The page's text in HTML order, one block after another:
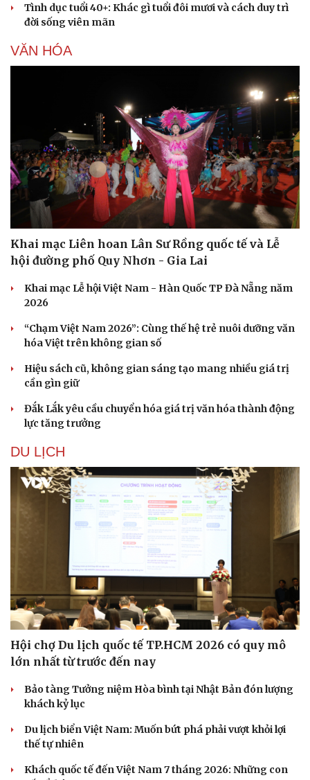
Văn hóa
Sân khấu - Điện ảnh
Âm nhạc
Di sản
Giải trí
Sao Việt
Tình dục tuổi 40+: Khác gì tuổi đôi mươi và cách duy trì
đời sống viên mãn
VĂN HÓA
Khai mạc Liên hoan Lân Sư Rồng quốc tế và Lễ
hội đường phố Quy Nhơn - Gia Lai
Khai mạc Lễ hội Việt Nam - Hàn Quốc TP Đà Nẵng năm
2026
“Chạm Việt Nam 2026”: Cùng thế hệ trẻ nuôi dưỡng văn
hóa Việt trên không gian số
Hiệu sách cũ, không gian sáng tạo mang nhiều giá trị
cần gìn giữ
Đắk Lắk yêu cầu chuyển hóa giá trị văn hóa thành động
lực tăng trưởng
DU LỊCH
Hội chợ Du lịch quốc tế TP.HCM 2026 có quy mô
lớn nhất từ trước đến nay
Bảo tàng Tưởng niệm Hòa bình tại Nhật Bản đón lượng
khách kỷ lục
Du lịch biển Việt Nam: Muốn bứt phá phải vượt khỏi lợi
thế tự nhiên
Khách quốc tế đến Việt Nam 7 tháng 2026: Những con